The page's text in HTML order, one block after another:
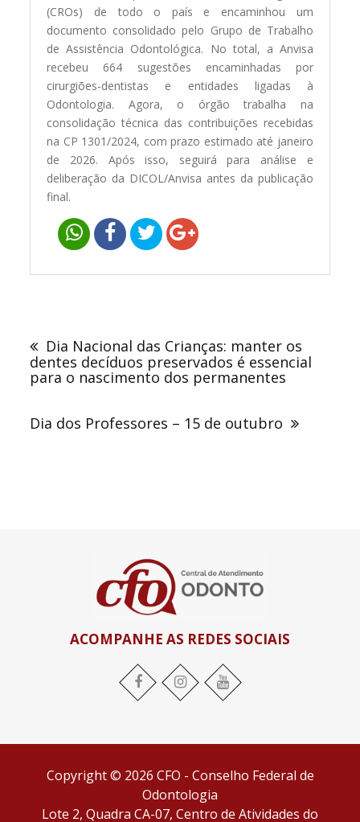
(CROs) de todo o país e encaminhou um
documento consolidado pelo Grupo de Trabalho
de Assistência Odontológica. No total, a Anvisa
recebeu 664 sugestões encaminhadas por
cirurgiões-dentistas e entidades ligadas à
Odontologia. Agora, o órgão trabalha na
consolidação técnica das contribuições recebidas
na CP 1301/2024, com prazo estimado até janeiro
de 2026. Após isso, seguirá para análise e
deliberação da DICOL/Anvisa antes da publicação
final.
PostDia Nacional das Crianças: manter os
dentes decíduos preservados é essencial
para o nascimento dos permanentes
Dia dos Professores – 15 de outubro
ACOMPANHE AS REDES SOCIAIS
Facebook Instagram YouTube
Copyright © 2026 CFO - Conselho Federal de
Odontologia
Lote 2, Quadra CA-07, Centro de Atividades do